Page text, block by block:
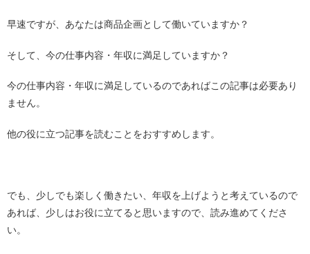
早速ですが、あなたは商品企画として働いていますか？
そして、今の仕事内容・年収に満足していますか？
今の仕事内容・年収に満足しているのであればこの記事は必要あり
ません。
他の役に立つ記事を読むことをおすすめします。
でも、少しでも楽しく働きたい、年収を上げようと考えているので
あれば、少しはお役に立てると思いますので、読み進めてくださ
い。